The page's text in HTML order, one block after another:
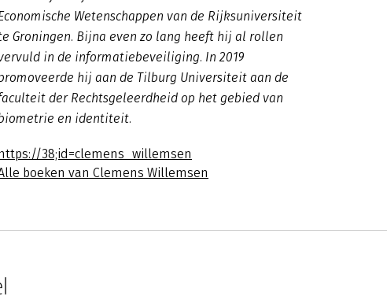
Wetenschappen van de Rijksuniversiteit
Groningen. Bijna even zo lang heeft hij al rollen
in de informatiebeveiliging. In 2019
hij aan de Tilburg Universiteit aan de
der Rechtsgeleerdheid op het gebied van
en identiteit.
38;id=clemens_willemsen
boeken van Clemens Willemsen